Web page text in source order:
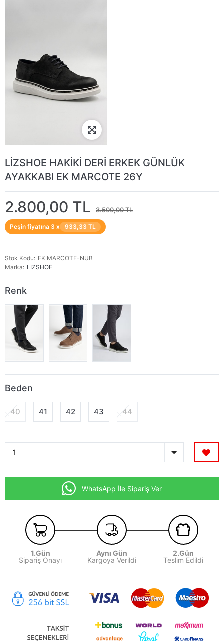
LİZSHOE HAKİKİ DERİ ERKEK GÜNLÜK
AYAKKABI EK MARCOTE 26Y
2.800,00 TL 3.500,00 TL
Peşin fiyatına 3 x 933,33 TL
Stok Kodu
EK MARCOTE-NUB
Marka
LİZSHOE
Renk
Beden
40 41 42 43 44
WhatsApp İle Sipariş Ver
1.Gün
Sipariş Onayı
Aynı Gün
Kargoya Verildi
2.Gün
Teslim Edildi